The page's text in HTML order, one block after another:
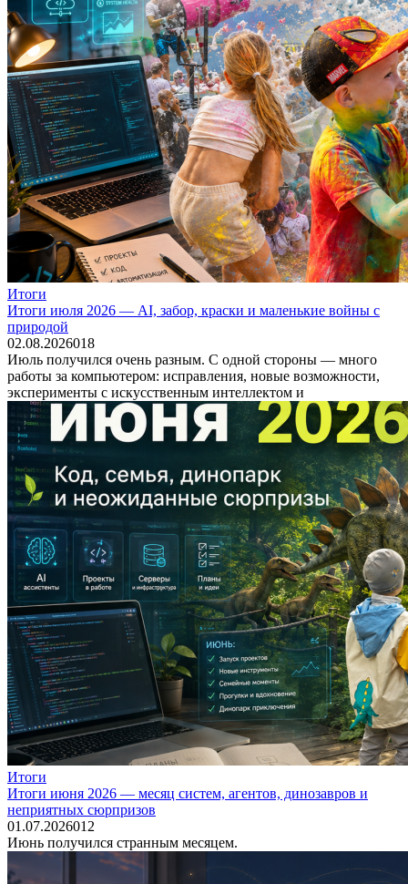
Итоги
Итоги июля 2026 — AI, забор, краски и маленькие войны с
природой
02.08.2026018
Июль получился очень разным. С одной стороны — много
работы за компьютером: исправления, новые возможности,
эксперименты с искусственным интеллектом и
Итоги
Итоги июня 2026 — месяц систем, агентов, динозавров и
неприятных сюрпризов
01.07.2026012
Июнь получился странным месяцем.